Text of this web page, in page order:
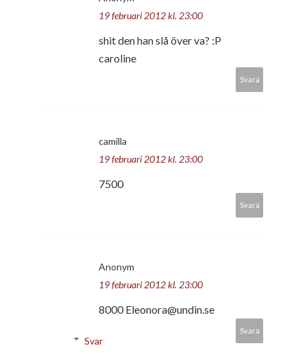
19 februari 2012 kl. 23:00
shit den han slå över va? :P
caroline
Svara
camilla
19 februari 2012 kl. 23:00
7500
Svara
Anonym
19 februari 2012 kl. 23:00
8000 Eleonora@undin.se
Svara
Svar